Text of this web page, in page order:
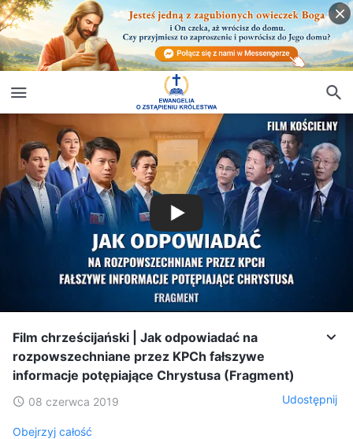
Film chrześcijański | Jak odpowiadać na
rozpowszechniane przez KPCh fałszywe
informacje potępiające Chrystusa (Fragment)
08 czerwca 2019 Udostępnij
Obejrzyj całość